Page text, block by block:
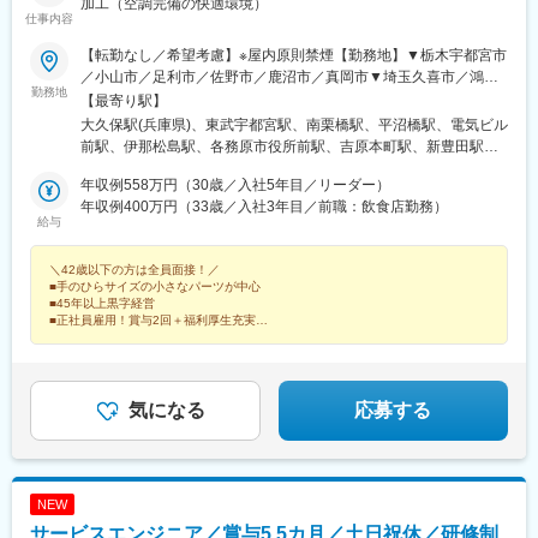
仕事内容
勤務地
【転勤なし／希望考慮】※屋内原則禁煙【勤務地】▼栃木宇都宮市
／小山市／足利市／佐野市／鹿沼市／真岡市▼埼玉久喜市／鴻巣
市▼神奈川横浜市／鎌倉市／逗子市▼岐阜各務原市／可児市▼長
野伊那市／上伊那郡／松本市／塩尻市▼富山富山市／射水市▼静
岡御殿場市／富士市／沼津市▼愛知名古屋市／豊田市／高浜市／
／草津市／彦根市／東近江市▼京都京都市▼兵庫尼崎市／西宮市
／伊丹市／宝塚市／神戸市／加古川市／明石市／小野市／三木市
阪狭山市／東大阪市▼島根出雲市／雲南市／松江市／安来市▼鳥
取鳥取市／倉吉市▼岡山岡山市／倉敷市／総社市／浅口市／玉野
市／赤磐市▼広島広島市／東広島市／三原市／安芸郡／呉市▼香
川三豊市／高松市／坂出市／木田郡▼愛媛新居浜市／今治市／西
神埼市
【最寄り駅】
大久保駅(兵庫県)、東武宇都宮駅、南栗橋駅、平沼橋駅、電気ビル
前駅、伊那松島駅、各務原市役所前駅、吉原本町駅、新豊田駅、
駅、高速神戸駅、林崎松江海岸駅、葉多駅、姫路駅、岡山駅前
駅、電鉄出雲市駅、西条駅(広島県)、新山口駅、川之江駅、櫛原
沢文庫駅、杉田駅(神奈川県)、弥生台駅、山手駅、本郷台駅、戸部
駅、山吹駅、伊那北駅、宮木駅、鳴海駅、笠寺駅、稲永駅、高畑
駅、熱田神宮西駅、瑞穂運動場西駅、塩釜口駅、上社駅、覚王山
駅、御器所駅、中村公園駅、明石駅、滝の茶屋駅、妙法寺駅(兵庫
公園駅、嵐電天神川駅、並河駅、八木駅、上道駅(岡山県)、柳川
駅、備前西市駅、東山・おかでんミュージアム駅、可部駅、今池
駅(福岡県)、スペースワールド駅、九州工大前駅、旦過駅、新富町
給与
年収例558万円（30歳／入社5年目／リーダー）
年収例400万円（33歳／入社3年目／前職：飲食店勤務）
＼42歳以下の方は全員面接！／
■手のひらサイズの小さなパーツが中心
■45年以上黒字経営
■正社員雇用！賞与2回＋福利厚生充実
気になる 応募する
NEW
サービスエンジニア／賞与5.5カ月／土日祝休／研修制